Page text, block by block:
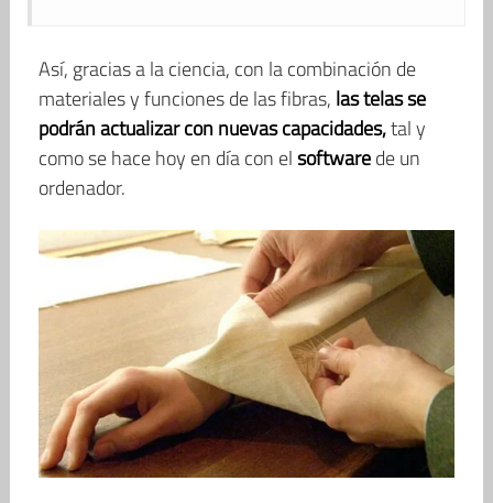
Así, gracias a la ciencia, con la combinación de
materiales y funciones de las fibras, las telas se
podrán actualizar con nuevas capacidades,tal y
como se hace hoy en día con elsoftwarede un
ordenador.